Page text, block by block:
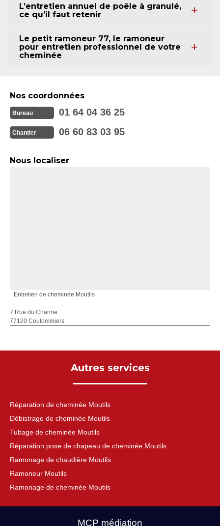
L’entretien annuel de poêle à granulé,
ce qu’il faut retenir
Le petit ramoneur 77, le ramoneur
pour entretien professionnel de votre
cheminée
Nos coordonnées
Bureau 01 64 04 36 25
Chantier 06 60 83 03 95
Nous localiser
Entretien de cheminée Moutils
7 Rue du Charme
77120 Coulommiers
Autres services
Réparation de cheminée Moutils
Débistrage de cheminée Moutils
Tubage de cheminée Moutils
Réparation pose de chapeau de cheminée Moutils
Ramonage de chaudière Moutils
Ramoneur Moutils
Ramonage de cheminée Moutils
MCP médiation